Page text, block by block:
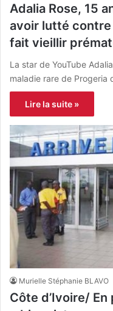
Adalia Rose, 15
avoir lutté contre
fait vieillir
La star de YouTube
maladie rare de Progeria
Lire la suite »
Murielle Stéphanie BLAVO
Côte d’Ivoire/